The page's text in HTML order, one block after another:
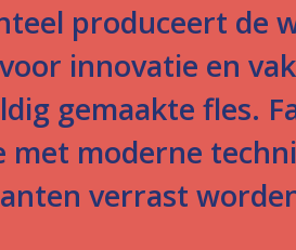
produceert de
voor innovatie en
gemaakte fles.
met moderne
verrast